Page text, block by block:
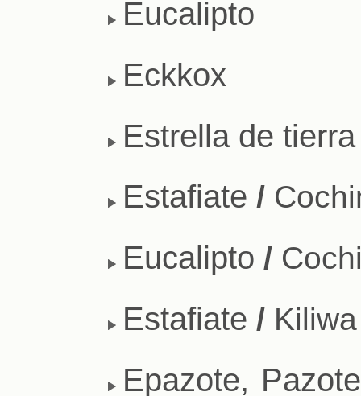
Eucalipto
Eckkox
Estrella de tierra
Estafiate /
Eucalipto /
Estafiate /
Epazote, Pazote